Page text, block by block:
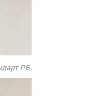
РБ.